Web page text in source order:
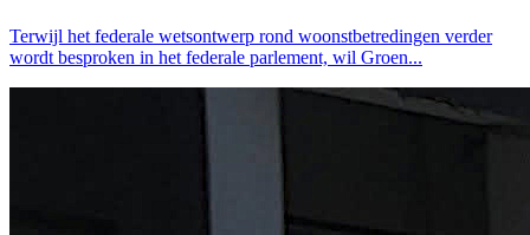
Terwijl het federale wetsontwerp rond woonstbetredingen verder
wordt besproken in het federale parlement, wil Groen...